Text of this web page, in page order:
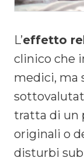
L’effetto
clinico che
medici, ma
tratta di un
originali o
disturbi